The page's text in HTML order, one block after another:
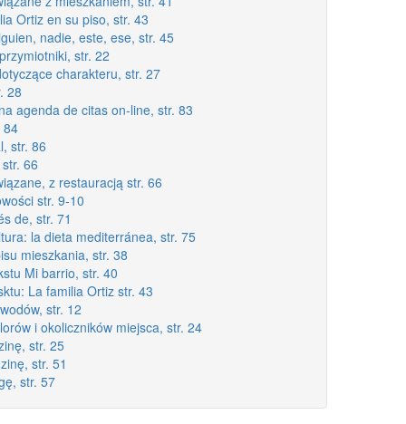
Ortiz en su piso, str. 43
nadie, este, ese, str. 45
str. 22
charakteru, str. 27
28
agenda de citas on-line, str. 83
84
str. 86
66
z restauracją str. 66
str. 9-10
de, str. 71
la dieta mediterránea, str. 75
mieszkania, str. 38
Mi barrio, str. 40
La familia Ortiz str. 43
str. 12
i okoliczników miejsca, str. 24
str. 25
str. 51
str. 57